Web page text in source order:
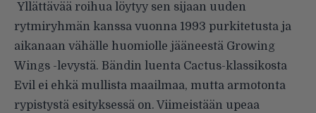
Yllättävää roihua löytyy sen sijaan uuden
rytmiryhmän kanssa vuonna 1993 purkitetusta ja
aikanaan vähälle huomiolle jääneestä Growing
Wings -levystä. Bändin luenta Cactus-klassikosta
Evil ei ehkä mullista maailmaa, mutta armotonta
rypistystä esityksessä on. Viimeistään upeaa